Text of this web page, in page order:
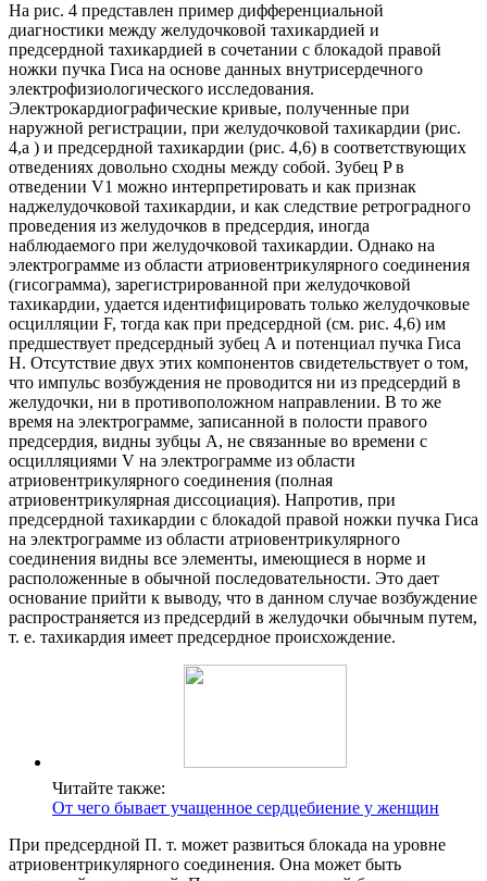
На рис. 4 представлен пример дифференциальной
диагностики между желудочковой тахикардией и
предсердной тахикардией в сочетании с блокадой правой
ножки пучка Гиса на основе данных внутрисердечного
электрофизиологического исследования.
Электрокардиографические кривые, полученные при
наружной регистрации, при желудочковой тахикардии (рис.
4,а ) и предсердной тахикардии (рис. 4,6) в соответствующих
отведениях довольно сходны между собой. Зубец P в
отведении V1 можно интерпретировать и как признак
наджелудочковой тахикардии, и как следствие ретроградного
проведения из желудочков в предсердия, иногда
наблюдаемого при желудочковой тахикардии. Однако на
электрограмме из области атриовентрикулярного соединения
(гисограмма), зарегистрированной при желудочковой
тахикардии, удается идентифицировать только желудочковые
осцилляции F, тогда как при предсердной (см. рис. 4,6) им
предшествует предсердный зубец А и потенциал пучка Гиса
H. Отсутствие двух этих компонентов свидетельствует о том,
что импульс возбуждения не проводится ни из предсердий в
желудочки, ни в противоположном направлении. В то же
время на электрограмме, записанной в полости правого
предсердия, видны зубцы А, не связанные во времени с
осцилляциями V на электрограмме из области
атриовентрикулярного соединения (полная
атриовентрикулярная диссоциация). Напротив, при
предсердной тахикардии с блокадой правой ножки пучка Гиса
на электрограмме из области атриовентрикулярного
соединения видны все элементы, имеющиеся в норме и
расположенные в обычной последовательности. Это дает
основание прийти к выводу, что в данном случае возбуждение
распространяется из предсердий в желудочки обычным путем,
т. е. тахикардия имеет предсердное происхождение.
Читайте также:
От чего бывает учащенное сердцебиение у женщин
При предсердной П. т. может развиться блокада на уровне
атриовентрикулярного соединения. Она может быть